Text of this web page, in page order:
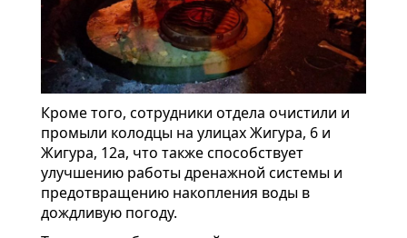
Кроме того, сотрудники отдела очистили и
промыли колодцы на улицах Жигура, 6 и
Жигура, 12а, что также способствует
улучшению работы дренажной системы и
предотвращению накопления воды в
дождливую погоду.